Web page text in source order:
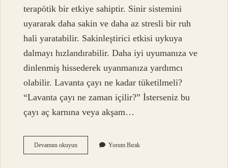
terapötik bir etkiye sahiptir. Sinir sistemini
uyararak daha sakin ve daha az stresli bir ruh
hali yaratabilir. Sakinleştirici etkisi uykuya
dalmayı hızlandırabilir. Daha iyi uyumanıza ve
dinlenmiş hissederek uyanmanıza yardımcı
olabilir. Lavanta çayı ne kadar tüketilmeli?
“Lavanta çayı ne zaman içilir?” İsterseniz bu
çayı aç karnına veya akşam…
Devamını okuyunLavanta
Çayı
Yorum Bırak